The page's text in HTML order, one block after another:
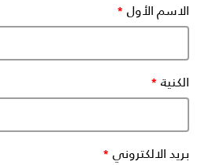
الاسم الأول
الكنية
بريد الالكتروني